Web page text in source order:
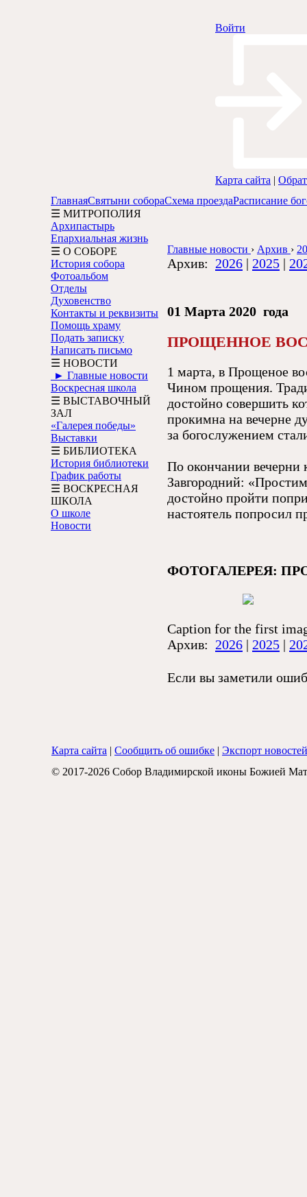
Войти
Карта сайта |
ГлавнаяСвятыни собораСхема проездаРасписание
☰ МИТРОПОЛИЯ
Архипастырь
Епархиальная жизнь
☰ О СОБОРЕ
История собора
Фотоальбом
Отделы
Духовенство
Контакты и реквизиты
Помощь храму
Подать записку
Написать письмо
☰ НОВОСТИ
► Главные новости
Воскресная школа
☰ ВЫСТАВОЧНЫЙ
ЗАЛ
«Галерея победы»
Выставки
☰ БИБЛИОТЕКА
История библиотеки
График работы
☰ ВОСКРЕСНАЯ
ШКОЛА
О школе
Новости
Главные новости › Архив ›
Архив: 2026 | 2025 |
01 Марта 2020 года
ПРОЩЕННОЕ
1 марта, в Прощеное
Чином прощения.
достойно совершить
прокимна на вечерне
за богослужением
По окончании вечерни
Завгородний:
достойно пройти
настоятель попросил
ФОТОГАЛЕРЕЯ:
Caption for the first
Архив: 2026 | 2025 |
Если вы заметили
Карта сайта | Сообщить об ошибке | Экспорт новостей
© 2017-2026 Собор Владимирской иконы Божией